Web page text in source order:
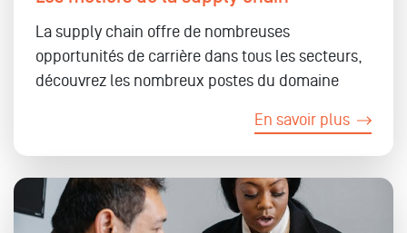
La supply chain offre de nombreuses
opportunités de carrière dans tous les secteurs,
découvrez les nombreux postes du domaine
En savoir plus